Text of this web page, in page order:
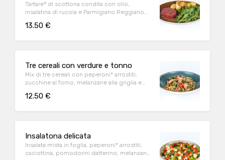
Tartare* di scottona condita con olio,
insalatina di rucola e Parmigiano Reggiano
13.50 €
Tre cereali con verdure e tonno
Mix di tre cereali con peperoni* arrostiti,
zucchine al forno, melanzane alla griglia e
12.50 €
Insalatona delicata
Insalata mista in foglia, peperoni* arrostiti,
caciottina, pomodorini datterino, melanzane